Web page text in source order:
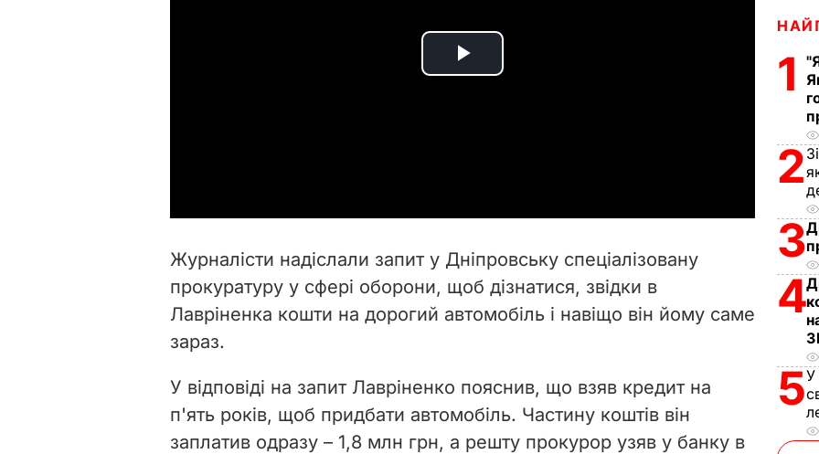
P
i
d
o
Журналісти надіслали запит у Дніпровську спеціалізовану
прокуратуру у сфері оборони, щоб дізнатися, звідки в
Лавріненка кошти на дорогий автомобіль і навіщо він йому саме
зараз.
У відповіді на запит Лавріненко пояснив, що взяв кредит на
п'ять років, щоб придбати автомобіль. Частину коштів він
заплатив одразу – 1,8 млн грн, а решту прокурор узяв у банку в
1
2
3
4
5У